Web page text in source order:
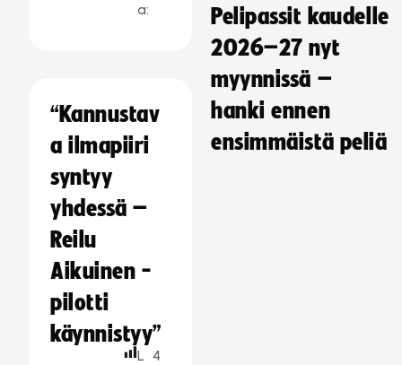
a:
“Kannustav
a ilmapiiri
syntyy
yhdessä –
Reilu
Aikuinen -
pilotti
käynnistyy”
L 4
Pelipassit kaudelle
2026–27 nyt
myynnissä –
hanki ennen
ensimmäistä peliä